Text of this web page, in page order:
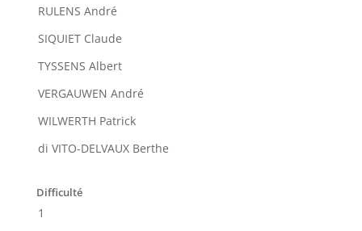
RULENS André
SIQUIET Claude
TYSSENS Albert
VERGAUWEN André
WILWERTH Patrick
di VITO-DELVAUX Berthe
Difficulté
1